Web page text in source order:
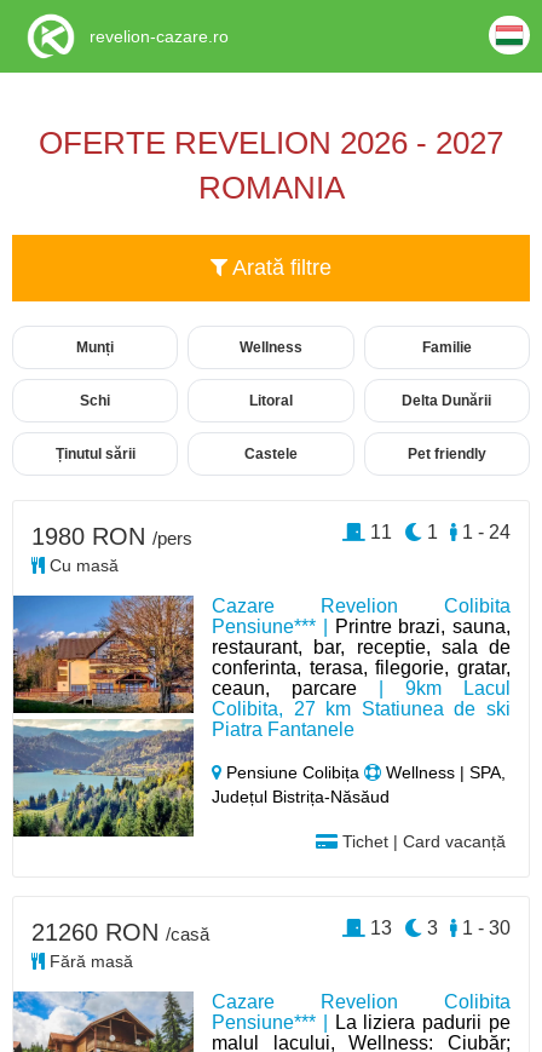
OFERTE REVELION 2026 - 2027
ROMANIA
Arată filtre
Munți Wellness Familie
Schi Litoral Delta Dunării
Ținutul sării Castele Pet friendly
Cazare Revelion Colibita
Pensiune*** |
Printre brazi, sauna,
restaurant, bar, receptie, sala de
conferinta, terasa, filegorie, gratar,
ceaun, parcare | 9km Lacul
Colibita, 27 km Statiunea de ski
Piatra Fantanele
Pensiune Colibița
Wellness | SPA,
Județul Bistrița-Năsăud
Tichet | Card vacanță
1980 RON /pers
Cu masă
1 - 24
1
11
Cazare Revelion Colibita
Pensiune*** |
La liziera padurii pe
malul lacului, Wellness: Ciubăr;
21260 RON /casă
Fără masă
1 - 30
3
13
revelion-cazare.ro